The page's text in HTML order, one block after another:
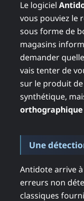
Le logiciel
vous pouviez le
sous forme de
magasins
demander
vais tenter de
sur le produit
synthétique,
orthographique
Une
Antidote arrive
erreurs non
classiques